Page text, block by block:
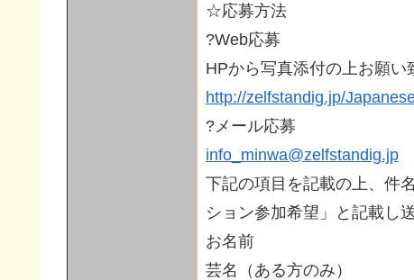
☆応募方法
?Web応募
HPから写真添付の上お願い
http://zelfstandig.jp/
?メール応募
info_minwa@zelfstandig.jp
下記の項目を記載の上、件
ション参加希望」と記載し
お名前
芸名（ある方のみ）